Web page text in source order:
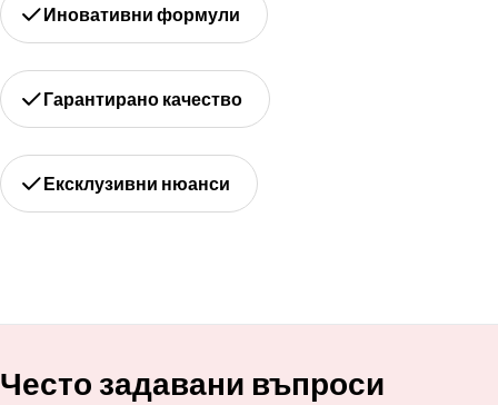
Иновативни формули
Гарантирано качество
Ексклузивни нюанси
Често задавани въпроси